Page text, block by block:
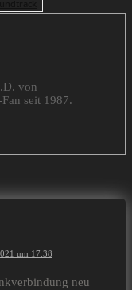
von
seit 1987.
um 17:38
neu